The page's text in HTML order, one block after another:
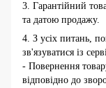
3. Гарантійний
та датою продажу.
4. З усіх питань,
зв'язуватися із
- Повернення
відповідно до